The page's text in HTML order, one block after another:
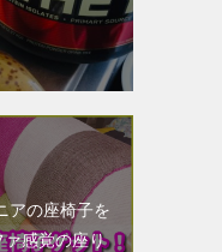
アの座椅子を
感覚の座り